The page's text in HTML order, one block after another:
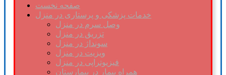
صفحه نخست
خدمات پزشکی و پرستاری در منزل
وصل سرم در منزل
تزریق در منزل
سونداژ در منزل
ویزیت در منزل
فیزیوتراپی در منزل
همراه بیمار در بیمارستان